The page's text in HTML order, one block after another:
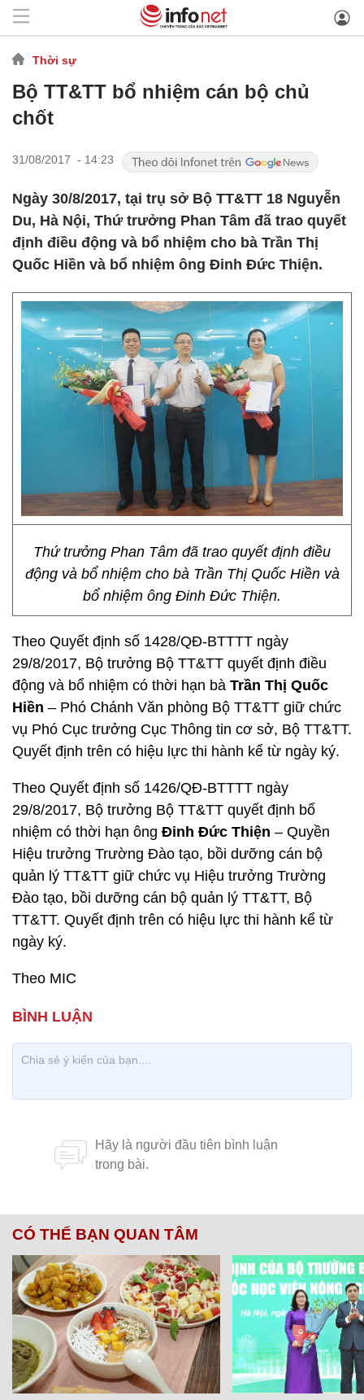
Thời sự
Bộ TT&TT bổ nhiệm cán bộ chủ
chốt
31/08/2017 - 14:23
Ngày 30/8/2017, tại trụ sở Bộ TT&TT 18 Nguyễn
Du, Hà Nội, Thứ trưởng Phan Tâm đã trao quyết
định điều động và bổ nhiệm cho bà Trần Thị
Quốc Hiền và bổ nhiệm ông Đinh Đức Thiện.
Thứ trưởng Phan Tâm đã trao quyết định điều
động và bổ nhiệm cho bà Trần Thị Quốc Hiền và
bổ nhiệm ông Đinh Đức Thiện.
Theo Quyết định số 1428/QĐ-BTTTT ngày
29/8/2017, Bộ trưởng Bộ TT&TT quyết định điều
động và bổ nhiệm có thời hạn bà Trần Thị Quốc
Hiền – Phó Chánh Văn phòng Bộ TT&TT giữ chức
vụ Phó Cục trưởng Cục Thông tin cơ sở, Bộ TT&TT.
Quyết định trên có hiệu lực thi hành kể từ ngày ký.
Theo Quyết định số 1426/QĐ-BTTTT ngày
29/8/2017, Bộ trưởng Bộ TT&TT quyết định bổ
nhiệm có thời hạn ông Đinh Đức Thiện – Quyền
Hiệu trưởng Trường Đào tạo, bồi dưỡng cán bộ
quản lý TT&TT giữ chức vụ Hiệu trưởng Trường
Đào tạo, bồi dưỡng cán bộ quản lý TT&TT, Bộ
TT&TT. Quyết định trên có hiệu lực thi hành kể từ
ngày ký.
Theo MIC
CÓ THỂ BẠN QUAN TÂM